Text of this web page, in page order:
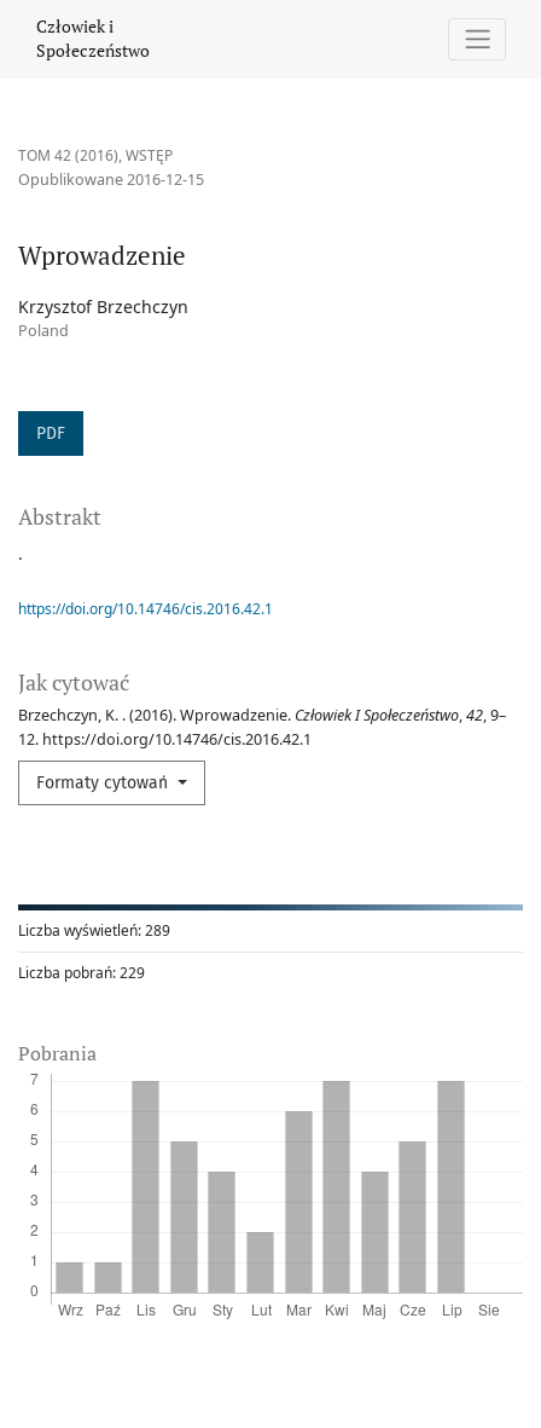
Człowiek i
Społeczeństwo
TOM 42 (2016),WSTĘP
Wprowadzenie
Opublikowane 2016-12-15
Krzysztof Brzechczyn
Poland
PDF
Jak cytować
Brzechczyn, K. . (2016). Wprowadzenie. Człowiek I Społeczeństwo,42, 9–
12. https://doi.org/10.14746/cis.2016.42.1
Formaty cytowań
Liczba wyświetleń:289
Liczba pobrań:229
Abstrakt
.
https://doi.org/10.14746/cis.2016.42.1
Pobrania